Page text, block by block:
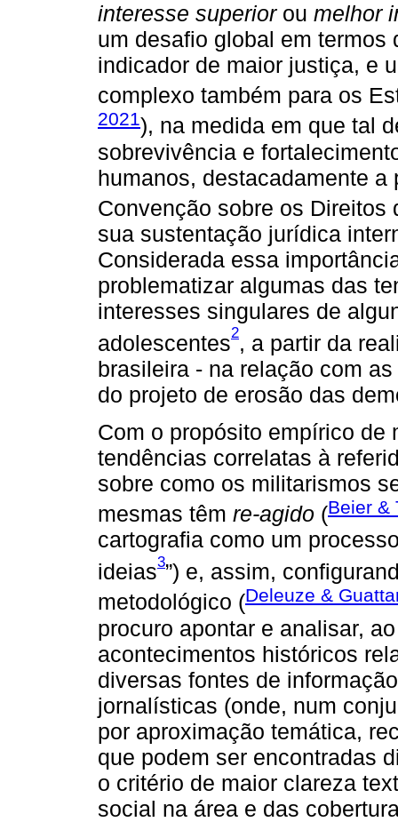
interesse superiorou melhor
um desafio global em
indicador de maior justiça, e
complexo também para os
2021), na medida em que tal
sobrevivência e
humanos, destacadamente
Convenção sobre os Direitos
sua sustentação jurídica
Considerada essa
problematizar algumas das
interesses singulares de
adolescentes2, a partir da
brasileira - na relação com
do projeto de erosão das
Com o propósito empírico de
tendências correlatas à
sobre como os militarismos
mesmas têm re-agido (Beier &
cartografia como um
ideias3”) e, assim,
metodológico (Deleuze &
procuro apontar e analisar,
acontecimentos históricos
diversas fontes de
jornalísticas (onde, num
por aproximação temática,
que podem ser encontradas
o critério de maior clareza
social na área e das